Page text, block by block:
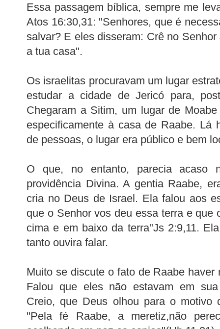
Essa passagem bíblica, sempre me
Atos 16:30,31: "Senhores, que é
salvar? E eles disseram: Crê no
a tua casa".
Os israelitas procuravam um lugar
estudar a cidade de Jericó para,
Chegaram a Sitim, um lugar de Moabe
especificamente à casa de Raabe. Lá
de pessoas, o lugar era público e bem
O que, no entanto, parecia acaso
providência Divina. A gentia Raabe,
cria no Deus de Israel. Ela falou aos
que o Senhor vos deu essa terra e que
cima e em baixo da terra"Js2:9,11.
tanto ouvira falar.
Muito se discute o fato de Raabe haver
Falou que eles não estavam em
Creio, que Deus olhou para o
"Pela fé Raabe, a meretiz,não